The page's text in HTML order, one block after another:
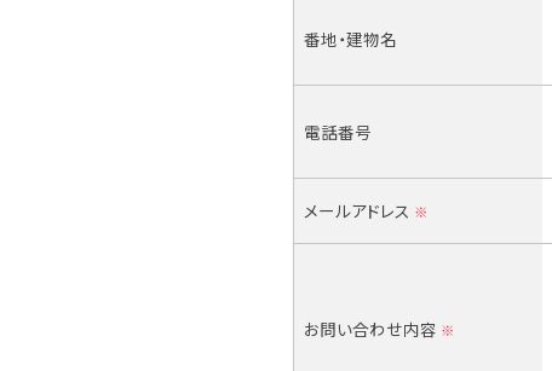
番地・建物名
電話番号
メールアドレス ※
お問い合わせ内容 ※